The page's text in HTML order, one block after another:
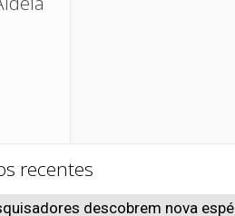
recentes
descobrem nova